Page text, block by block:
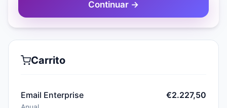
Continuar →
Carrito
Email Enterprise €2.227,50